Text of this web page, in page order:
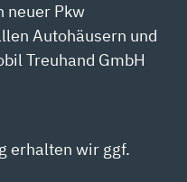
neuer Pkw
Autohäusern und
Treuhand GmbH
erhalten wir ggf.